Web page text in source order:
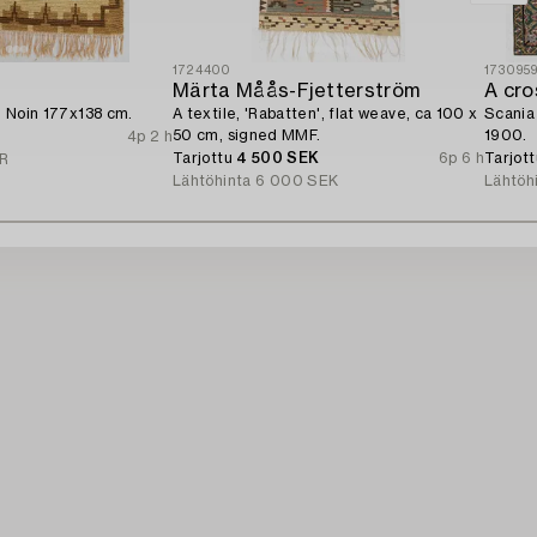
177x138 cm.
4p 2 h
1724400
Märta Måås-Fjetterström
A textile, 'Rabatten', flat weave, ca 100 x
50 cm, signed MMF.
Tarjottu 4 500 SEK
6p 6 h
Lähtöhinta 6 000 SEK
Scania
1900.